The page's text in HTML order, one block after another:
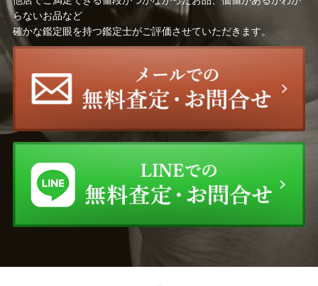
らないお品など
確かな鑑定眼を持つ鑑定士がご評価させていただきます。